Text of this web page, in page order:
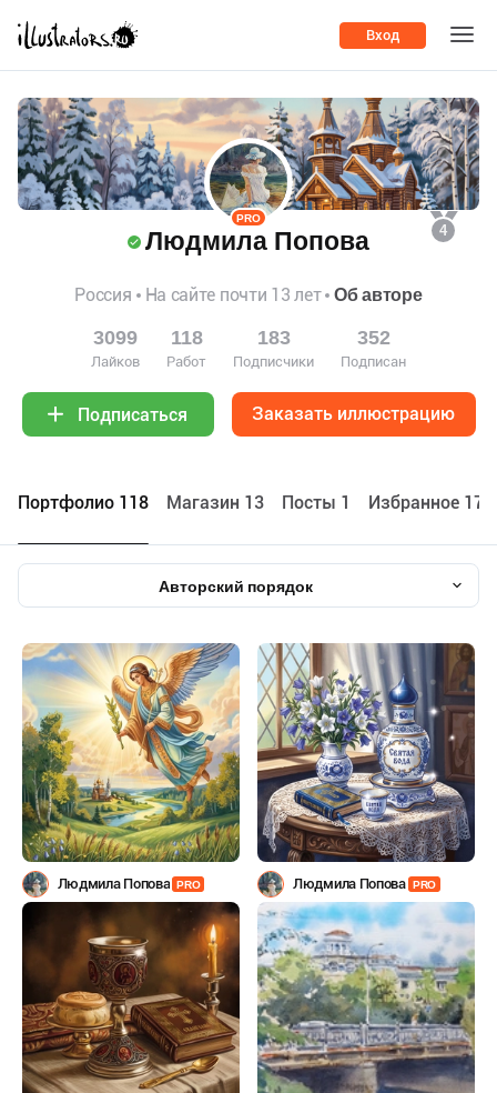
Вход
4
PRO
Людмила Попова
Россия На сайте почти 13 лет Об авторе
3099
Лайков
118
Работ
183
Подписчики
352
Подписан
Подписаться Заказать иллюстрацию
Портфолио 118 Maгазин 13 Посты 1 Избранное
Авторский порядок
Людмила Попова PRO Людмила Попова PRO